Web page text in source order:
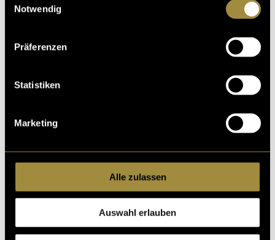
Notwendig
Präferenzen
Statistiken
Marketing
Alle zulassen
Auswahl erlauben